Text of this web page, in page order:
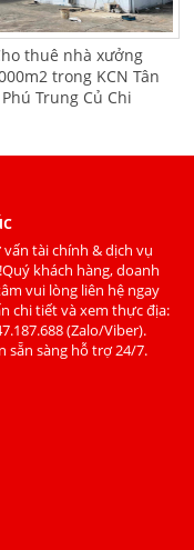
thuê nhà xưởng
trong KCN Tân
Phú Trung Củ Chi
tài chính & dịch vụ
khách hàng, doanh
vui lòng liên hệ ngay
chi tiết và xem thực địa:
(Zalo/Viber).
sẵn sàng hỗ trợ 24/7.